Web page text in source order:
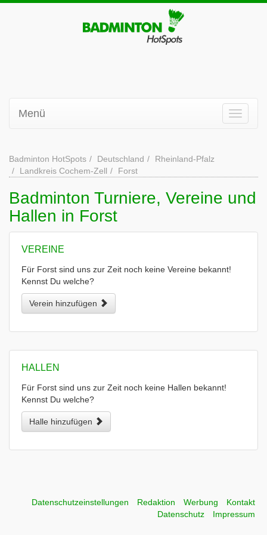
Menü
Badminton HotSpots Deutschland
Rheinland-Pfalz
Landkreis Cochem-Zell
Forst
Badminton Turniere, Vereine und
Hallen in Forst
VEREINE
Für Forst sind uns zur Zeit noch keine Vereine bekannt!
Kennst Du welche?
Verein hinzufügen
HALLEN
Für Forst sind uns zur Zeit noch keine Hallen bekannt!
Kennst Du welche?
Halle hinzufügen
Datenschutzeinstellungen Redaktion Werbung
Kontakt
Datenschutz
Impressum